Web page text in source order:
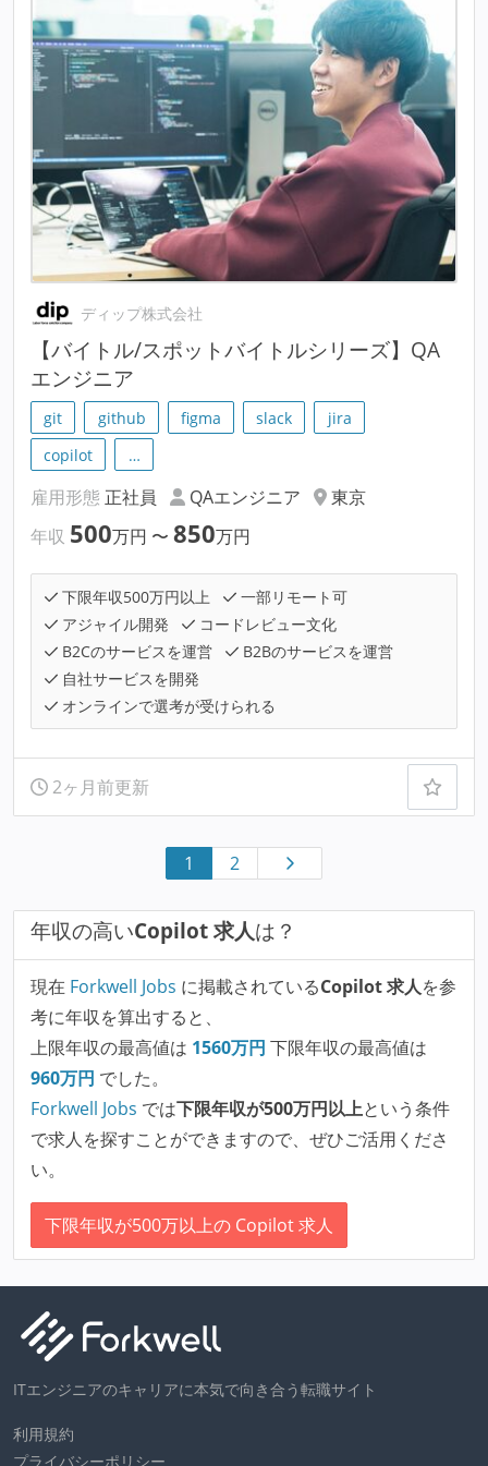
ディップ株式会社
【バイトル/スポットバイトルシリーズ】QA
エンジニア
git github figma slack
jira
copilot
…
雇用形態 正社員 QAエンジニア
東京
年収 500万円 〜 850万円
下限年収500万円以上
一部リモート可
アジャイル開発
コードレビュー文化
B2Cのサービスを運営
B2Bのサービスを運営
自社サービスを開発
オンラインで選考が受けられる
2ヶ月前更新
1 2
年収の高いCopilot 求人は？
現在 Forkwell Jobs に掲載されているCopilot 求人を参
考に年収を算出すると、
上限年収の最高値は 1560万円 下限年収の最高値は
960万円 でした。
Forkwell Jobs では下限年収が500万円以上という条件
で求人を探すことができますので、ぜひご活用くださ
い。
下限年収が500万以上の Copilot 求人
ITエンジニアのキャリアに本気で向き合う転職サイト
利用規約
プライバシーポリシー